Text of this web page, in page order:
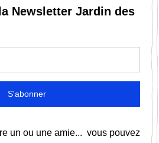
Newsletter Jardin des
S'abonner
un ou une amie...  vous pouvez